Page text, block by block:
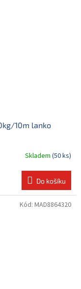
10m lanko
Skladem (50 ks)
Do košíku
Kód: MAD8864320